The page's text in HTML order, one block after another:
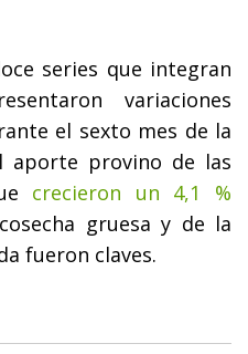
series que integran
variaciones
el sexto mes de la
aporte provino de las
crecieron un 4,1 %
gruesa y de la
fueron claves.